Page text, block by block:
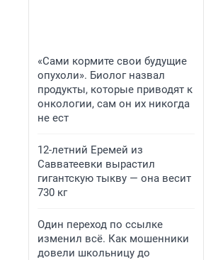
«Сами кормите свои будущие
опухоли». Биолог назвал
продукты, которые приводят к
онкологии, сам он их никогда
не ест
12-летний Еремей из
Савватеевки вырастил
гигантскую тыкву — она весит
730 кг
Один переход по ссылке
изменил всё. Как мошенники
довели школьницу до